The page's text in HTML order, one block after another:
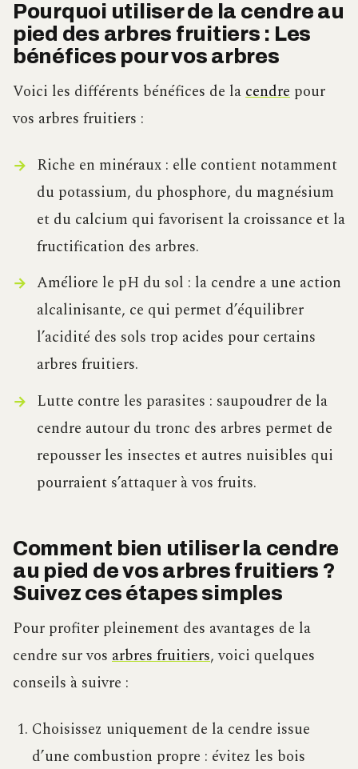
Pourquoi utiliser de la cendre au
pied des arbres fruitiers : Les
bénéfices pour vos arbres
Voici les différents bénéfices de lacendre pour
vos arbres fruitiers :
Riche en minéraux : elle contient notamment
du potassium, du phosphore, du magnésium
et du calcium qui favorisent la croissance et la
fructification des arbres.
Améliore le pH du sol : la cendre a une action
alcalinisante, ce qui permet d’équilibrer
l’acidité des sols trop acides pour certains
arbres fruitiers.
Lutte contre les parasites : saupoudrer de la
cendre autour du tronc des arbres permet de
repousser les insectes et autres nuisibles qui
pourraient s’attaquer à vos fruits.
Comment bien utiliser la cendre
au pied de vos arbres fruitiers ?
Suivez ces étapes simples
Pour profiter pleinement des avantages de la
cendre sur vos arbres fruitiers, voici quelques
conseils à suivre :
Choisissez uniquement de la cendre issue
d’une combustion propre : évitez les bois